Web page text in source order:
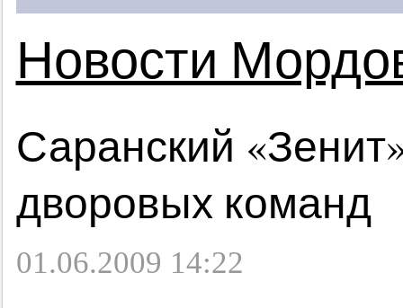
Новости
Саранский
дворовых команд
01.06.2009 14:22